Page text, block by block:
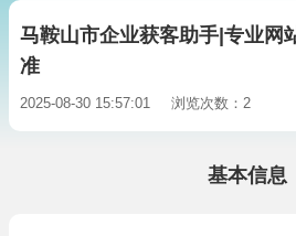
马鞍山市企业获客助手|专业网
准
2025-08-30 15:57:01 浏览次数：2
基本信息